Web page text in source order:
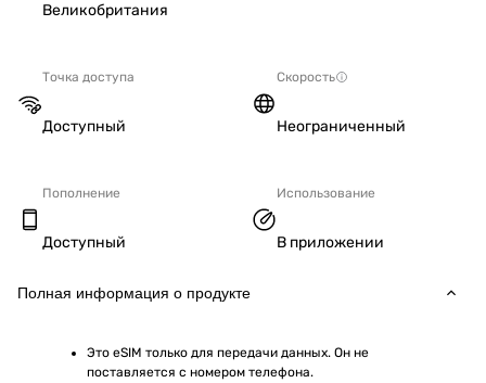
Великобритания
Точка доступа
Доступный
Скорость
Неограниченный
Пополнение
Доступный
Использование
В приложении
Полная информация о продукте
Это eSIM только для передачи данных. Он не
поставляется с номером телефона.